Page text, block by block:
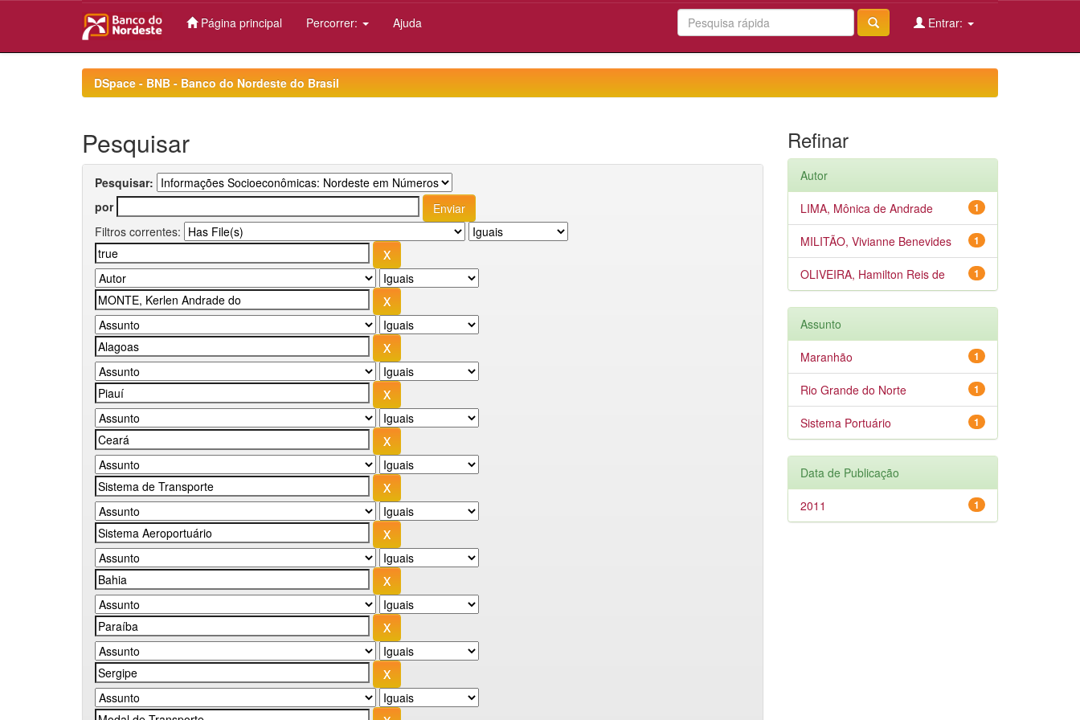
Página principal Percorrer: Ajuda Entrar:
DSpace - BNB - Banco do Nordeste do Brasil
Pesquisar
Pesquisar:
por
Filtros correntes:
Refinar
Autor
1
LIMA, Mônica de Andrade
1
MILITÃO, Vivianne Benevides
1
OLIVEIRA, Hamilton Reis de
Assunto
1
Maranhão
1
Rio Grande do Norte
1
Sistema Portuário
Data de Publicação
1
2011